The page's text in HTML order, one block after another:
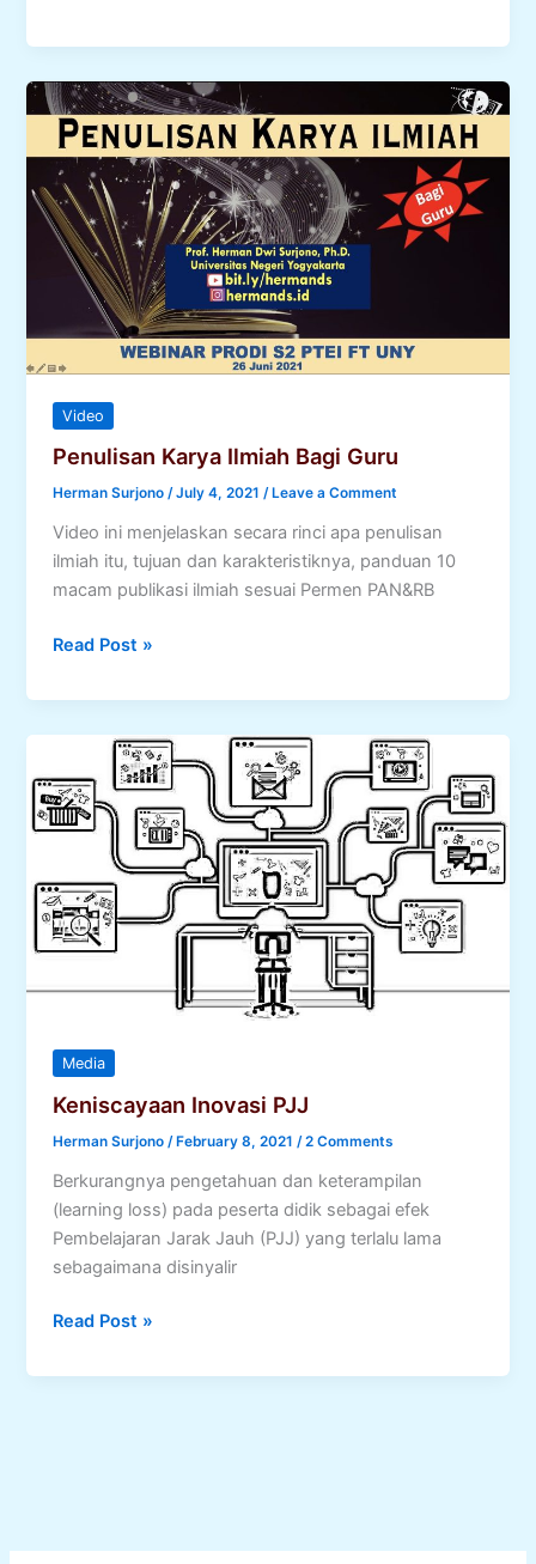
Model
dan
Implementasinya
Video
Penulisan Karya Ilmiah Bagi Guru
Herman Surjono/July 4, 2021/ Leave a Comment
Video ini menjelaskan secara rinci apa penulisan
ilmiah itu, tujuan dan karakteristiknya, panduan 10
macam publikasi ilmiah sesuai Permen PAN&RB
Penulisan
Ilmiah
Bagi
Read Post »
Media
Keniscayaan Inovasi PJJ
Herman Surjono /February 8, 2021 /2 Comments
Berkurangnya pengetahuan dan keterampilan
(learning loss) pada peserta didik sebagai efek
Pembelajaran Jarak Jauh (PJJ) yang terlalu lama
sebagaimana disinyalir
Keniscayaan
PJJ
Read Post »